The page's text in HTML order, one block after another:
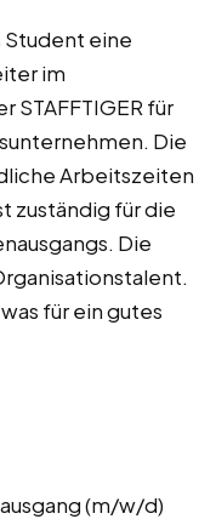
Student eine
im
STAFFTIGER für
Die
Arbeitszeiten
zuständig für die
Die
für ein gutes
(m/w/d)